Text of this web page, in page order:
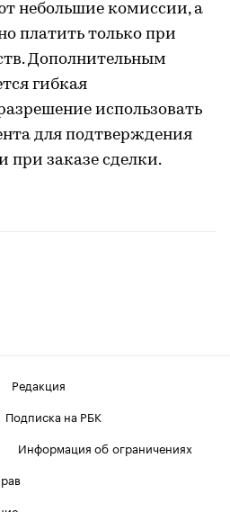
небольшие комиссии, а
платить только при
Дополнительным
гибкая
использовать
для подтверждения
при заказе сделки.
Редакция
Подписка на РБК
Информация об ограничениях